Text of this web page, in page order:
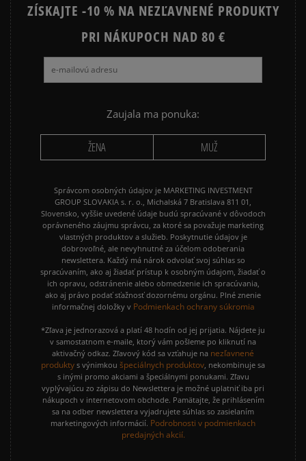
ZÍSKAJTE -10 % NA NEZĽAVNENÉ PRODUKTY
PRI NÁKUPOCH NAD 80 €
Zaujala ma ponuka:
ŽENA MUŽ
Správcom osobných údajov je MARKETING INVESTMENT
GROUP SLOVAKIA s. r. o., Michalská 7 Bratislava 811 01,
Slovensko, vyššie uvedené údaje budú spracúvané v dôvodoch
oprávneného záujmu správcu, za ktoré sa považuje marketing
vlastných produktov a služieb. Poskytnutie údajov je
dobrovoľné, ale nevyhnutné za účelom odoberania
newslettera. Každý má nárok odvolať svoj súhlas so
spracúvaním, ako aj žiadať prístup k osobným údajom, žiadať o
ich opravu, odstránenie alebo obmedzenie ich spracúvania,
ako aj právo podať sťažnosť dozornému orgánu. Plné znenie
informačnej doložky v Podmienkach ochrany súkromia
*Zľava je jednorazová a platí 48 hodín od jej prijatia. Nájdete ju
v samostatnom e-maile, ktorý vám pošleme po kliknutí na
aktivačný odkaz. Zľavový kód sa vzťahuje na nezľavnené
produkty s výnimkou špeciálnych produktov , nekombinuje sa
s inými promo akciami a špeciálnymi ponukami. Zľavu
vyplývajúcu zo zápisu do Newslettera je možné uplatniť iba pri
nákupoch v internetovom obchode. Pamätajte, že prihlásením
sa na odber newslettera vyjadrujete súhlas so zasielaním
marketingových informácií. Podrobnosti v podmienkach
predajných akcií.